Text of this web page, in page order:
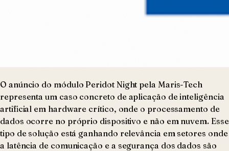
O anúncio do módulo Peridot Night pela Maris-Tech
representa um caso concreto de aplicação de inteligência
artificial em hardware crítico, onde o processamento de
dados ocorre no próprio dispositivo e não em nuvem. Esse
tipo de solução está ganhando relevância em setores onde
a latência de comunicação e a segurança dos dados são